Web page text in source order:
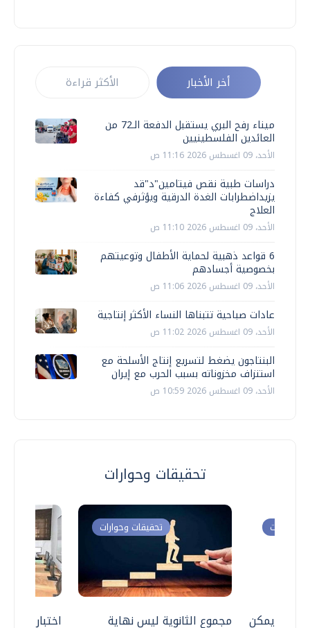
أخر الأخبار الأكثر قراءة
ميناء رفح البري يستقبل الدفعة الـ72 من
العائدين الفلسطينيين
الأحد، 09 اغسطس 2026 11:16 ص
دراسات طبية نقص فيتامين"د"قد
يزيداضطرابات الغدة الدرقية ويؤثرفي كفاءة
العلاج
الأحد، 09 اغسطس 2026 11:10 ص
6 قواعد ذهبية لحماية الأطفال وتوعيتهم
بخصوصية أجسادهم
الأحد، 09 اغسطس 2026 11:06 ص
عادات صباحية تتبناها النساء الأكثر إنتاجية
الأحد، 09 اغسطس 2026 11:02 ص
البنتاجون يضغط لتسريع إنتاج الأسلحة مع
استنزاف مخزوناته بسبب الحرب مع إيران
الأحد، 09 اغسطس 2026 10:59 ص
تحقيقات وحوارات
اختبارات
تحقيقات وحوارات
مجموع الثانوية ليس نهاية
وحوارات
.. هل يمكن